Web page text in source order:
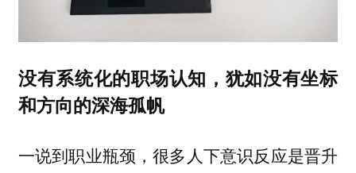
没有系统化的职场认知，犹如没有坐标
和方向的深海孤帆
一说到职业瓶颈，很多人下意识反应是晋升